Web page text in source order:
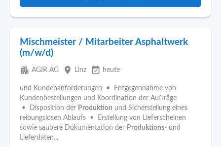
Mischmeister / Mitarbeiter Asphaltwerk
(m/w/d)
apartment AGIR AG place Linz event_available heute
und Kundenanforderungen • Entgegennahme von
Kundenbestellungen und Koordination der Aufträge
• Disposition der Produktion und Sicherstellung eines
reibungslosen Ablaufs • Erstellung von Lieferscheinen
sowie saubere Dokumentation der Produktions- und
Lieferdaten...